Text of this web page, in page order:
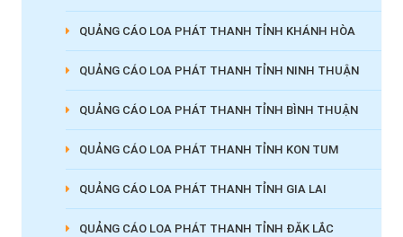
QUẢNG CÁO LOA PHÁT THANH TỈNH KHÁNH HÒA
QUẢNG CÁO LOA PHÁT THANH TỈNH NINH THUẬN
QUẢNG CÁO LOA PHÁT THANH TỈNH BÌNH THUẬN
QUẢNG CÁO LOA PHÁT THANH TỈNH KON TUM
QUẢNG CÁO LOA PHÁT THANH TỈNH GIA LAI
QUẢNG CÁO LOA PHÁT THANH TỈNH ĐĂK LẮC